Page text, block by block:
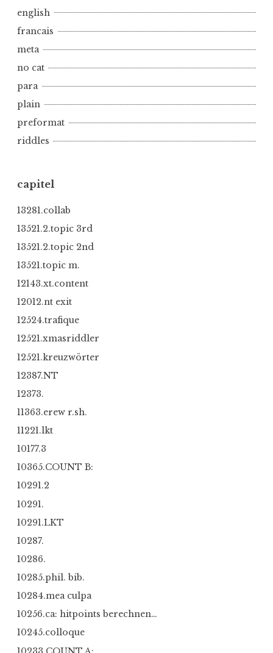
english
francais
meta
no cat
para
plain
preformat
riddles
capitel
13281.collab
13521.2.topic 3rd
13521.2.topic 2nd
13521.topic m.
12143.xt.content
12012.nt exit
12524.trafique
12521.xmasriddler
12521.kreuzwörter
12387.NT
12373.
11363.erew r.sh.
11221.lkt
10177.3
10365.COUNT B:
10291.2
10291.
10291.LKT
10287.
10286.
10285.phil. bib.
10284.mea culpa
10256.ca: hitpoints berechnen…
10245.colloque